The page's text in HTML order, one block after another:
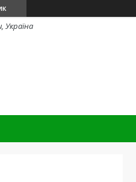
Україна